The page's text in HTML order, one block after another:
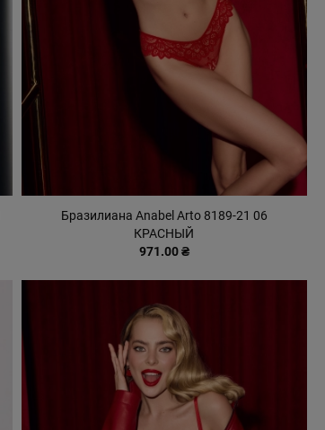
Бразилиана Anabel Arto 8189-21 06
КРАСНЫЙ
971.00 ₴